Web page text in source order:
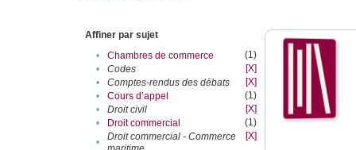
Affiner par sujet
•
Chambres de commerce
(1)
•
Codes
[X]
•
Comptes-rendus des débats
[X]
•
Cours d’appel
(1)
•
Droit civil
[X]
•
Droit commercial
(1)
•
Droit commercial - Commerce
[X]